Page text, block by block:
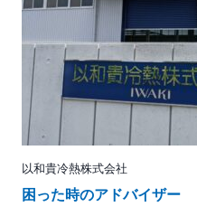
以和貴冷熱株式会社
困った時のアドバイザー